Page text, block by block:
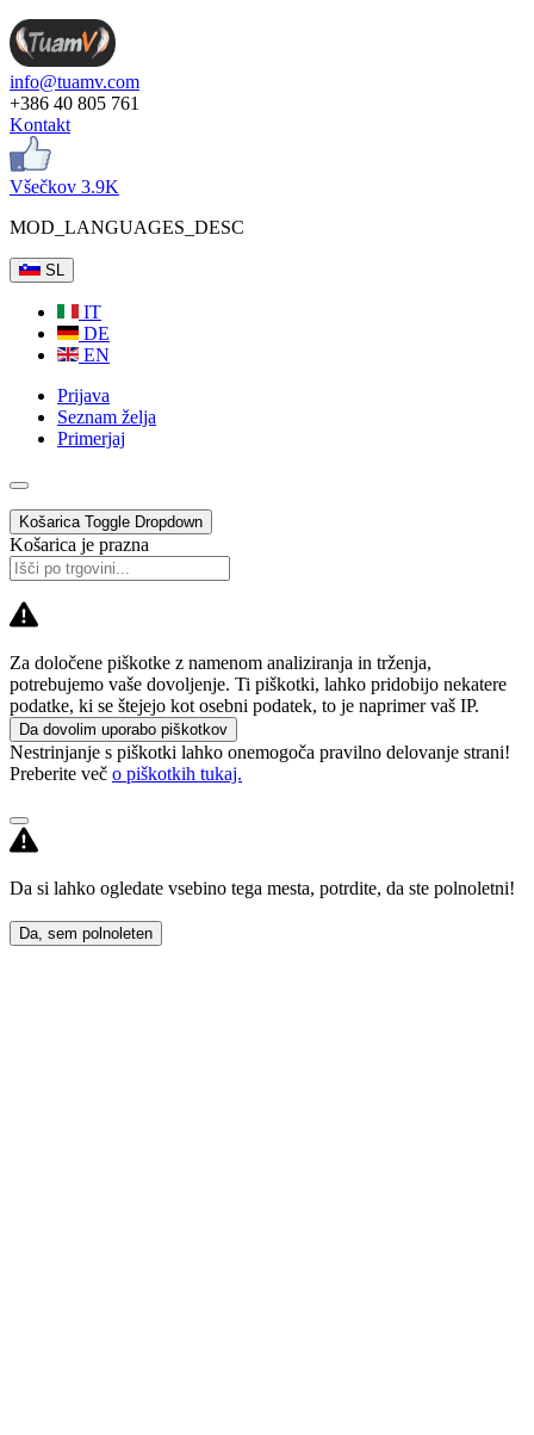
info@tuamv.com
+386 40 805 761
Kontakt
Všečkov 3.9K
MOD_LANGUAGES_DESC
SL
IT
DE
EN
Prijava
Seznam želja
Primerjaj
Košarica Toggle Dropdown
Košarica je prazna
Za določene piškotke z namenom analiziranja in trženja,
potrebujemo vaše dovoljenje. Ti piškotki, lahko pridobijo nekatere
podatke, ki se štejejo kot osebni podatek, to je naprimer vaš IP.
Da dovolim uporabo piškotkov
Nestrinjanje s piškotki lahko onemogoča pravilno delovanje strani!
Preberite več o piškotkih tukaj.
Da si lahko ogledate vsebino tega mesta, potrdite, da ste polnoletni!
Da, sem polnoleten